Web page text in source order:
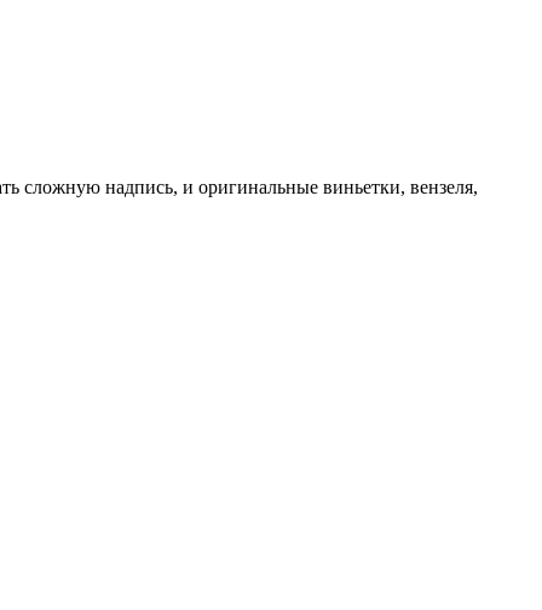
сложную надпись, и оригинальные виньетки, вензеля,